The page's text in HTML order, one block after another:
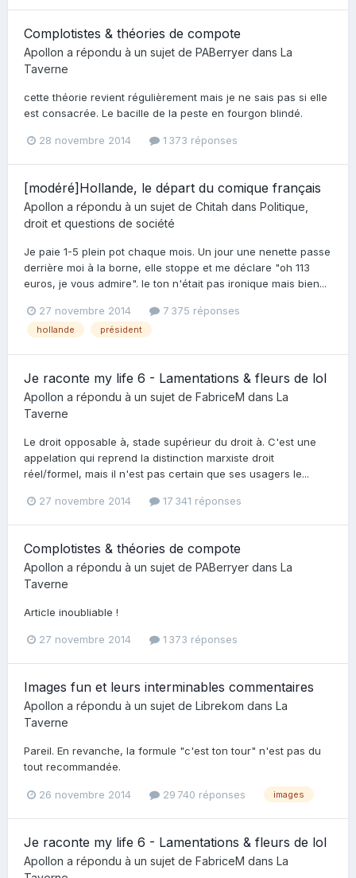
Complotistes & théories de compote
Apollon a répondu à un sujet de PABerryer dans La
Taverne
cette théorie revient régulièrement mais je ne sais pas si elle
est consacrée. Le bacille de la peste en fourgon blindé.
28 novembre 2014 1 373 réponses
[modéré]Hollande, le départ du comique français
Apollon a répondu à un sujet de Chitah dans Politique,
droit et questions de société
Je paie 1-5 plein pot chaque mois. Un jour une nenette passe
derrière moi à la borne, elle stoppe et me déclare "oh 113
euros, je vous admire". le ton n'était pas ironique mais bien...
27 novembre 2014 7 375 réponses
hollande président
Je raconte my life 6 - Lamentations & fleurs de lol
Apollon a répondu à un sujet de FabriceM dans La
Taverne
Le droit opposable à, stade supérieur du droit à. C'est une
appelation qui reprend la distinction marxiste droit
réel/formel, mais il n'est pas certain que ses usagers le...
27 novembre 2014 17 341 réponses
Complotistes & théories de compote
Apollon a répondu à un sujet de PABerryer dans La
Taverne
Article inoubliable !
27 novembre 2014 1 373 réponses
Images fun et leurs interminables commentaires
Apollon a répondu à un sujet de Librekom dans La
Taverne
Pareil. En revanche, la formule "c'est ton tour" n'est pas du
tout recommandée.
26 novembre 2014 29 740 réponses images
Je raconte my life 6 - Lamentations & fleurs de lol
Apollon a répondu à un sujet de FabriceM dans La